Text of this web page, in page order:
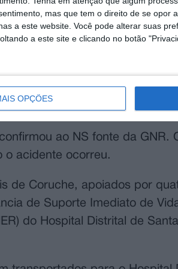
mas que tem o direito de se opor
a este website. Você pode alterar suas
a este site e clicando no botão
OPÇÕES
obrigando as equipas de
que apesar dos
do acidente.
passageiros, depois de
ao NS fonte da GNR.
o acidente ocorreu.
de Coruche, apoiados por
de Suporte Imediato de
do Hospital Distrital de